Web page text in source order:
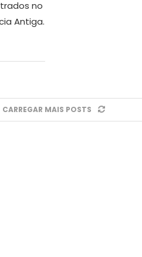
no
Antiga.
CARREGAR MAIS POSTS